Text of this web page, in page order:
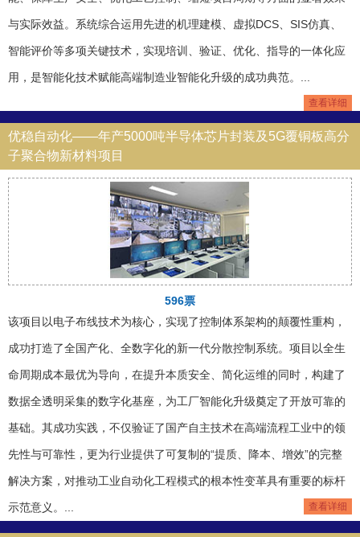
与实际效益。系统综合运用先进的机理建模、虚拟DCS、SIS仿真、
智能评价等多项关键技术，实现培训、验证、优化、指导的一体化应
用，是智能化技术赋能高端制造业智能化升级的成功典范。...
查看详细
优稳自动化——年产5000吨半导体芯片封装及5G覆铜板高分
子聚合物新材料项目
596票
该项目以电子布线技术为核心，实现了控制体系架构的颠覆性重构，
成功打造了全国产化、全数字化的新一代分散控制系统。项目以全生
命周期成本最优为导向，在提升本质安全、简化运维的同时，构建了
数据全透明采集的数字化基座，为工厂智能化升级奠定了开放可靠的
基础。其成功实践，不仅验证了国产自主技术在高端流程工业中的领
先性与可靠性，更为行业提供了可复制的“提质、降本、增效”的完整
解决方案，对推动工业自动化工程模式的根本性变革具有重要的标杆
示范意义。... 查看详细